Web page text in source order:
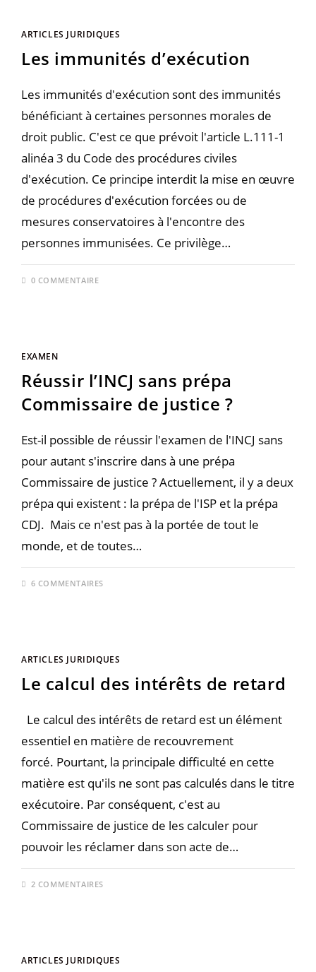
ARTICLES JURIDIQUES
Les immunités d’exécution
Les immunités d'exécution sont des immunités
bénéficiant à certaines personnes morales de
droit public. C'est ce que prévoit l'article L.111-1
alinéa 3 du Code des procédures civiles
d'exécution. Ce principe interdit la mise en œuvre
de procédures d'exécution forcées ou de
mesures conservatoires à l'encontre des
personnes immunisées. Ce privilège…
0 COMMENTAIRE
EXAMEN
Réussir l’INCJ sans prépa
Commissaire de justice ?
Est-il possible de réussir l'examen de l'INCJ sans
pour autant s'inscrire dans à une prépa
Commissaire de justice ? Actuellement, il y a deux
prépa qui existent : la prépa de l'ISP et la prépa
CDJ. Mais ce n'est pas à la portée de tout le
monde, et de toutes…
6 COMMENTAIRES
ARTICLES JURIDIQUES
Le calcul des intérêts de retard
Le calcul des intérêts de retard est un élément
essentiel en matière de recouvrement
forcé. Pourtant, la principale difficulté en cette
matière est qu'ils ne sont pas calculés dans le titre
exécutoire. Par conséquent, c'est au
Commissaire de justice de les calculer pour
pouvoir les réclamer dans son acte de…
2 COMMENTAIRES
ARTICLES JURIDIQUES